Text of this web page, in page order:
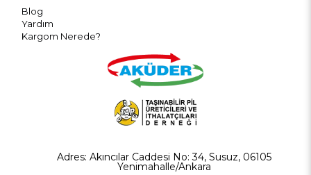
Blog
Yardım
Kargom Nerede?
Adres: Akıncılar Caddesi No: 34, Susuz, 06105
Yenimahalle/Ankara